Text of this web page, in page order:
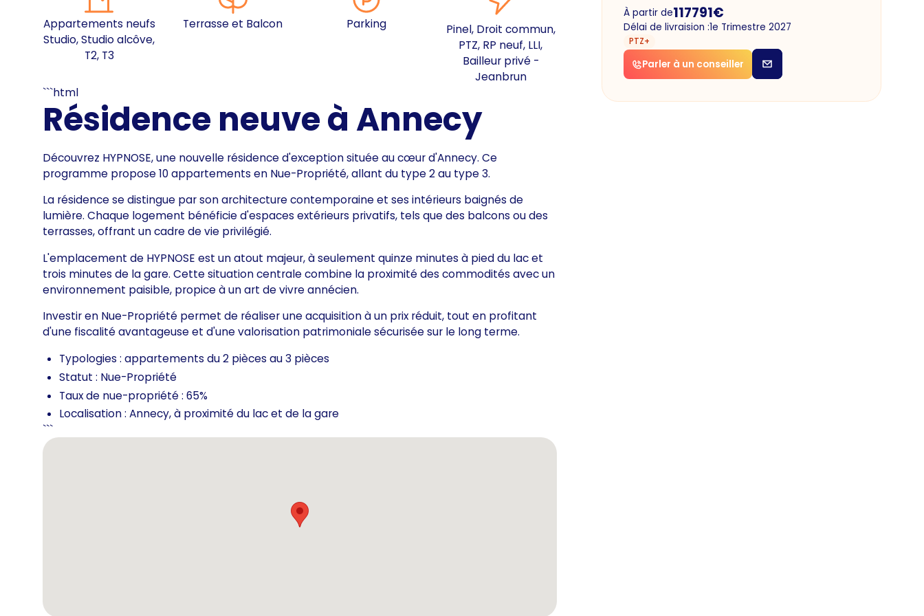
Appartements neufs
Studio, Studio alcôve,
T2, T3
Terrasse et Balcon Parking
Pinel, Droit commun,
PTZ, RP neuf, LLI,
Bailleur privé -
Jeanbrun
```html
Résidence neuve à Annecy
Découvrez HYPNOSE, une nouvelle résidence d'exception située au cœur d'Annecy. Ce
programme propose 10 appartements en Nue-Propriété, allant du type 2 au type 3.
La résidence se distingue par son architecture contemporaine et ses intérieurs baignés de
lumière. Chaque logement bénéficie d'espaces extérieurs privatifs, tels que des balcons ou des
terrasses, offrant un cadre de vie privilégié.
L'emplacement de HYPNOSE est un atout majeur, à seulement quinze minutes à pied du lac et
trois minutes de la gare. Cette situation centrale combine la proximité des commodités avec un
environnement paisible, propice à un art de vivre annécien.
Investir en Nue-Propriété permet de réaliser une acquisition à un prix réduit, tout en profitant
d'une fiscalité avantageuse et d'une valorisation patrimoniale sécurisée sur le long terme.
Typologies : appartements du 2 pièces au 3 pièces
Statut : Nue-Propriété
Taux de nue-propriété : 65%
Localisation : Annecy, à proximité du lac et de la gare
```
À partir de117791€
Délai de livraision :1e Trimestre 2027
PTZ+
Parler à un conseiller